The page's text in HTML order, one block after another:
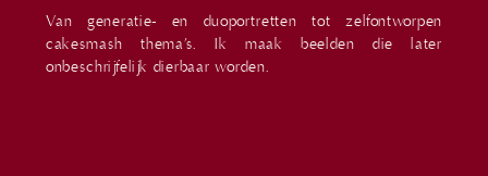
Van generatie- en duoportretten tot zelfontworpen
cakesmash thema’s. Ik maak beelden die later
onbeschrijfelijk dierbaar worden.